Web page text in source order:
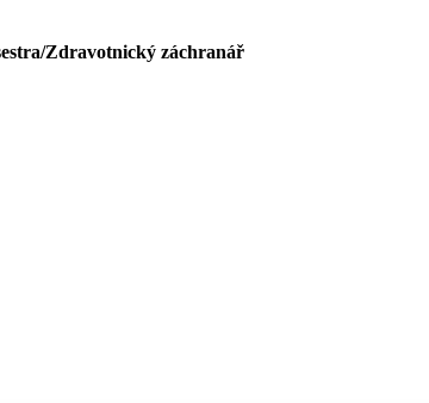
Zdravotnický záchranář